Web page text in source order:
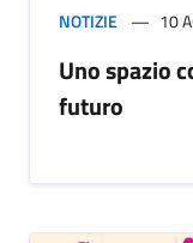
NOTIZIE 10
Uno spazio
futuro